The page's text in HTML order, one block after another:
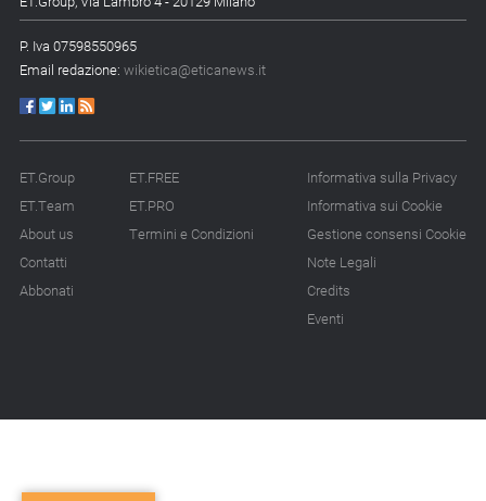
P. Iva 07598550965
Email redazione: wikietica@eticanews.it
ET.Group
ET.Team
About us
Contatti
Abbonati
ET.FREE
ET.PRO
Termini e Condizioni
Informativa sulla Privacy
Informativa sui Cookie
Gestione consensi Cookie
Note Legali
Credits
Eventi